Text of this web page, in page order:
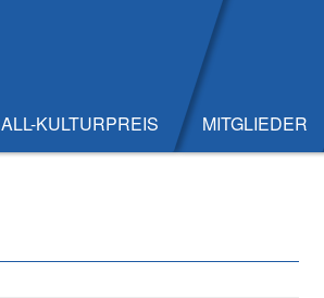
KULTURPREIS MITGLIEDER